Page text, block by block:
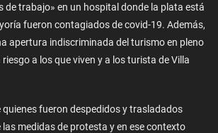
de trabajo» en un hospital donde la plata está
fueron contagiados de covid-19. Además,
apertura indiscriminada del turismo en pleno
a los que viven y a los turista de Villa
fueron despedidos y trasladados
medidas de protesta y en ese contexto